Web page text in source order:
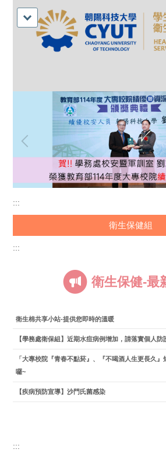
:::
衛生保健組
:::
衛生保健-最
衛生棉共享小站-提供您即時的溫暖
【學務處衛保組】近期水痘病例增加，請落實個人防
「大專校院『青春不點菸』、『不喝酒人生更長久
囉~
【疾病預防宣導】沙門氏菌感染
:::